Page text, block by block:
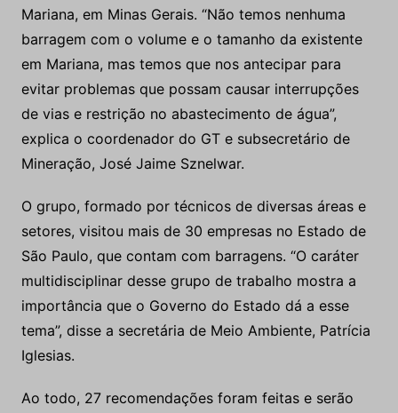
Mariana, em Minas Gerais. “Não temos nenhuma
barragem com o volume e o tamanho da existente
em Mariana, mas temos que nos antecipar para
evitar problemas que possam causar interrupções
de vias e restrição no abastecimento de água”,
explica o coordenador do GT e subsecretário de
Mineração, José Jaime Sznelwar.
O grupo, formado por técnicos de diversas áreas e
setores, visitou mais de 30 empresas no Estado de
São Paulo, que contam com barragens. “O caráter
multidisciplinar desse grupo de trabalho mostra a
importância que o Governo do Estado dá a esse
tema”, disse a secretária de Meio Ambiente, Patrícia
Iglesias.
Ao todo, 27 recomendações foram feitas e serão